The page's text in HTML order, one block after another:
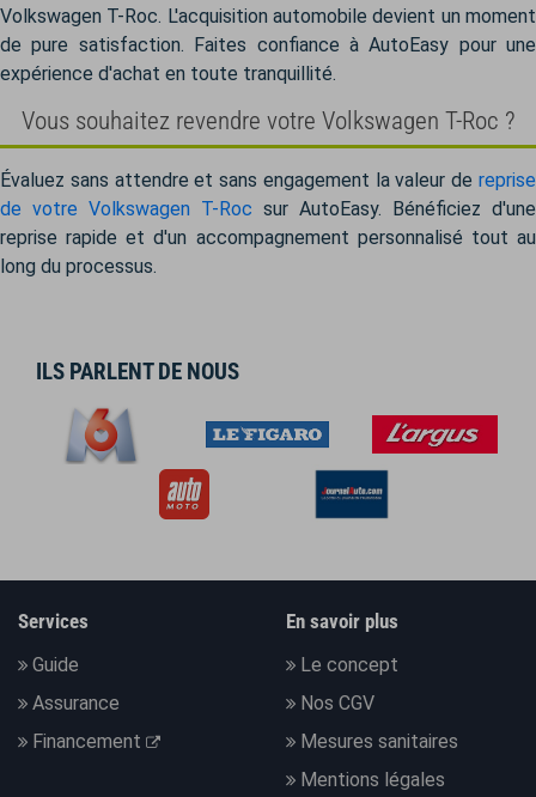
Volkswagen T-Roc. L'acquisition automobile devient un moment
de pure satisfaction. Faites confiance à AutoEasy pour une
expérience d'achat en toute tranquillité.
Vous souhaitez revendre votre Volkswagen T-Roc ?
Évaluez sans attendre et sans engagement la valeur de reprise
de votre Volkswagen T-Roc sur AutoEasy. Bénéficiez d'une
reprise rapide et d'un accompagnement personnalisé tout au
long du processus.
ILS PARLENT DE NOUS
Services
Guide
Assurance
Financement
En savoir plus
Le concept
Nos CGV
Mesures sanitaires
Mentions légales